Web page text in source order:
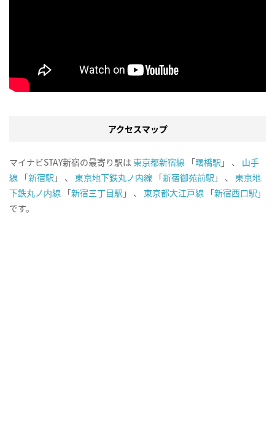
アクセスマップ
マイナビSTAY新宿の最寄り駅は 東京都新宿線 「曙橋駅 」 、 山手
線 「新宿駅 」 、 東京地下鉄丸ノ内線 「新宿御苑前駅 」 、 東京地
下鉄丸ノ内線 「新宿三丁目駅 」 、 東京都大江戸線 「新宿西口駅 」
です。